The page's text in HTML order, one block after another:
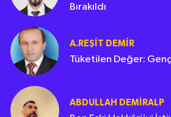
Bırakıldı
A.REŞIT DEMIR
Tüketilen Değer:
ABDULLAH DEMIRALP